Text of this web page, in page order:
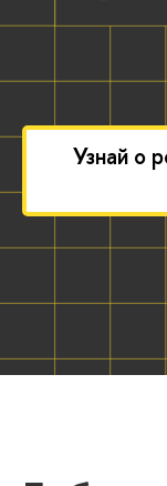
Узнай о